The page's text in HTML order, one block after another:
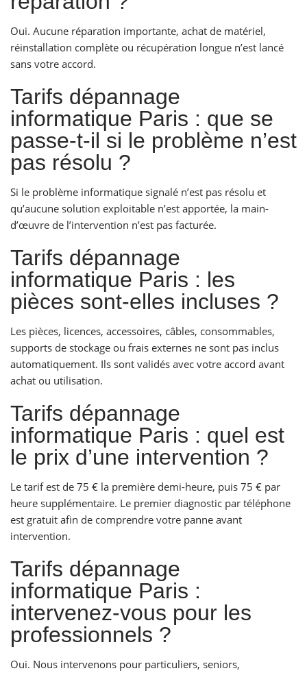
Oui. Aucune réparation importante, achat de matériel,
réinstallation complète ou récupération longue n’est lancé
sans votre accord.
Tarifs dépannage
informatique Paris : que se
passe-t-il si le problème n’est
pas résolu ?
Si le problème informatique signalé n’est pas résolu et
qu’aucune solution exploitable n’est apportée, la main-
d’œuvre de l’intervention n’est pas facturée.
Tarifs dépannage
informatique Paris : les
pièces sont-elles incluses ?
Les pièces, licences, accessoires, câbles, consommables,
supports de stockage ou frais externes ne sont pas inclus
automatiquement. Ils sont validés avec votre accord avant
achat ou utilisation.
Tarifs dépannage
informatique Paris : quel est
le prix d’une intervention ?
Le tarif est de 75 € la première demi-heure, puis 75 € par
heure supplémentaire. Le premier diagnostic par téléphone
est gratuit afin de comprendre votre panne avant
intervention.
Tarifs dépannage
informatique Paris :
intervenez-vous pour les
professionnels ?
Oui. Nous intervenons pour particuliers, seniors,